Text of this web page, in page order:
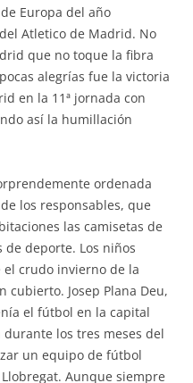
Europa del año
Atletico de Madrid. No
que no toque la fibra
alegrías fue la victoria
en la 11ª jornada con
así la humillación
ordenada
los responsables, que
las camisetas de
de deporte. Los niños
crudo invierno de la
cubierto. Josep Plana Deu,
el fútbol en la capital
los tres meses del
un equipo de fútbol
Aunque siempre